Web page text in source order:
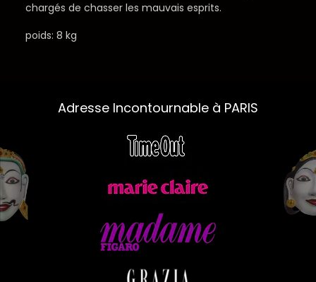
chargés de chasser les mauvais esprits.
poids: 8 kg
Adresse Incontournable à PARIS